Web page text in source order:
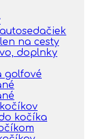
na cesty
doplnky
golfové
kočíka